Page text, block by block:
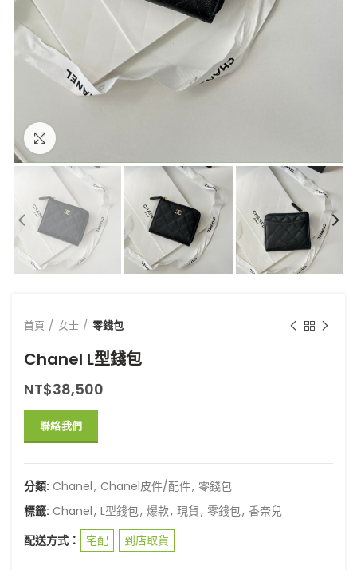
首頁 女士 零錢包
Chanel L型錢包
NT$38,500
聯絡我們
分類: Chanel, Chanel皮件/配件, 零錢包
標籤: Chanel, L型錢包, 爆款, 現貨, 零錢包, 香奈兒
配送方式：
宅配 到店取貨